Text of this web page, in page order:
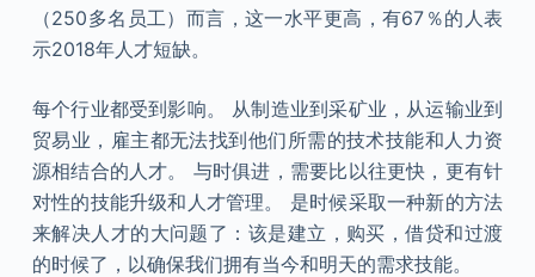
（250多名员工）而言，这一水平更高，有67％的人表
示2018年人才短缺。
每个行业都受到影响。 从制造业到采矿业，从运输业到
贸易业，雇主都无法找到他们所需的技术技能和人力资
源相结合的人才。 与时俱进，需要比以往更快，更有针
对性的技能升级和人才管理。 是时候采取一种新的方法
来解决人才的大问题了：该是建立，购买，借贷和过渡
的时候了，以确保我们拥有当今和明天的需求技能。